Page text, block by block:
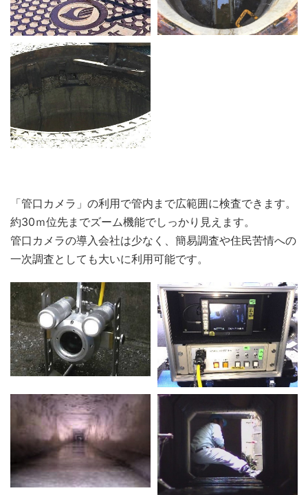
「管口カメラ」の利用で管内まで広範囲に検査できます。
約30ｍ位先までズーム機能でしっかり見えます。
管口カメラの導入会社は少なく、簡易調査や住民苦情への
一次調査としても大いに利用可能です。